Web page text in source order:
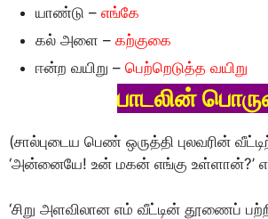
யாண்டு – எங்கே
கல் அளை – கற்குகை
ஈன்ற வயிறு – பெற்றெடுத்த வயிறு
பாடலின்
(சால்புடைய பெண் ஒருத்தி புலவரின்
‘அன்னையே! உன் மகன் எங்கு உள்ளான்?’
‘சிறு அளவிலான எம் வீட்டின் தூணைப்